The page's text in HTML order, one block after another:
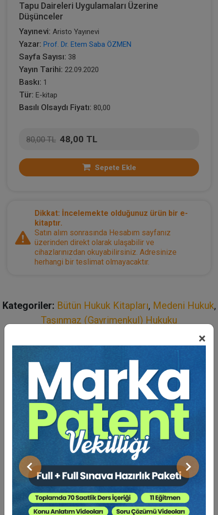
×
Önceki Sonraki
Tapu Daireleri Uygulamaları Üzerine
Düşünceler
Yayınevi: Aristo Yayınevi
Yazar: Prof. Dr. Etem Saba ÖZMEN
Sayfa Sayısı: 38
Yayın Tarihi: 22.09.2020
Baskı: 1
Tür: E-kitap
Basılı Olsaydı Fiyatı: 80,00
80,00 TL 48,00 TL
Sepete Ekle
Dikkat: İncelemekte olduğunuz ürün bir e-
kitaptır.
Satın alım sonrasında Hesabım sayfanız
üzerinden direkt olarak ulaşabilir ve
cihazlarınızdan okuyabilirsiniz. Adresinize
herhangi bir teslimat olmayacaktır.
Kategoriler: Bütün Hukuk Kitapları, Medeni Hukuk,
Taşınmaz (Gayrimenkul) Hukuku
Açıklama Yazar
Bu Kitap İçin Kaç Ağaç
Kesiliyor ?
Yönetimin yasallığı (idarenin kanuniliği) esasını zorunlu kılan
hukuk devletinde Tapu daireleri kendilerini bağlayan
yasalardan bağımsız hareket etmeleri ile vatandaşa çile
çektirebilmektedir. Maalesef, “4483 sayılı Memurlar ve
Kamu Görevlilerinin Yargılanması Hakkında Kanun”
uyarınca uygulamadaki zorluk ve koşulsuz kollanmaları
sonucu kovuşturmaya muhatap olmamaları ve yasal talepleri
bu nedenle fütursuzca reddetmeleri karşısında idare